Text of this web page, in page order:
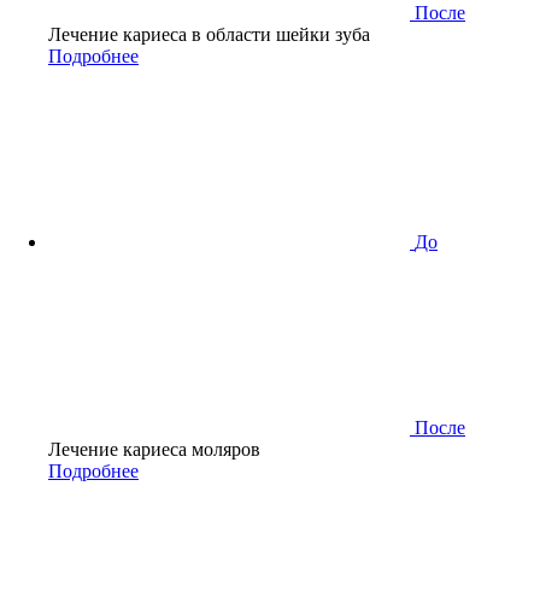
После
Лечение кариеса в области шейки зуба
Подробнее
До
После
Лечение кариеса моляров
Подробнее